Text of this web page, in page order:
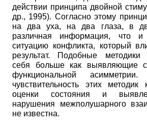
действии принципа двойной
др., 1995). Согласно этому
на два уха, на два глаза, в
различная информация, что и
ситуацию конфликта, который
результат. Подобные методики
себя больше как выявляющие
функциональной асимметрии.
чувствительность этих методик
оценки состояния и
нарушения межполушарного
не известна.